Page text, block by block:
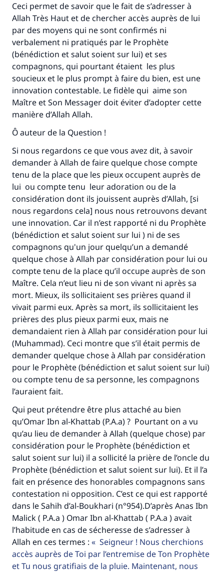
Ceci permet de savoir que le fait de s’adresser à
Allah Très Haut et de chercher accès auprès de lui
par des moyens qui ne sont confirmés ni
verbalement ni pratiqués par le Prophète
(bénédiction et salut soient sur lui) et ses
compagnons, qui pourtant étaient les plus
soucieux et le plus prompt à faire du bien, est une
innovation contestable. Le fidèle qui aime son
Maître et Son Messager doit éviter d’adopter cette
manière d’Allah Allah.
Ô auteur de la Question !
Si nous regardons ce que vous avez dit, à savoir
demander à Allah de faire quelque chose compte
tenu de la place que les pieux occupent auprès de
lui ou compte tenu leur adoration ou de la
considération dont ils jouissent auprès d’Allah, [si
nous regardons cela] nous nous retrouvons devant
une innovation. Car il n’est rapporté ni du Prophète
(bénédiction et salut soient sur lui ) ni de ses
compagnons qu'un jour quelqu’un a demandé
quelque chose à Allah par considération pour lui ou
compte tenu de la place qu’il occupe auprès de son
Maître. Cela n’eut lieu ni de son vivant ni après sa
mort. Mieux, ils sollicitaient ses prières quand il
vivait parmi eux. Après sa mort, ils sollicitaient les
prières des plus pieux parmi eux, mais ne
demandaient rien à Allah par considération pour lui
(Muhammad). Ceci montre que s’il était permis de
demander quelque chose à Allah par considération
pour le Prophète (bénédiction et salut soient sur lui)
ou compte tenu de sa personne, les compagnons
l’auraient fait.
Qui peut prétendre être plus attaché au bien
qu’Omar Ibn al-Khattab (P.A.a) ? Pourtant on a vu
qu’au lieu de demander à Allah (quelque chose) par
considération pour le Prophète (bénédiction et
salut soient sur lui) il a sollicité la prière de l’oncle du
Prophète (bénédiction et salut soient sur lui). Et il l’a
fait en présence des honorables compagnons sans
contestation ni opposition. C’est ce qui est rapporté
dans le Sahih d’al-Boukhari (n°954).D’après Anas Ibn
Malick ( P.A.a ) Omar Ibn al-Khattab ( P.A.a ) avait
l’habitude en cas de sécheresse de s’adresser à
Allah en ces termes :
Seigneur ! Nous cherchions
accès auprès de Toi par l’entremise de Ton Prophète
et Tu nous gratifiais de la pluie. Maintenant, nous